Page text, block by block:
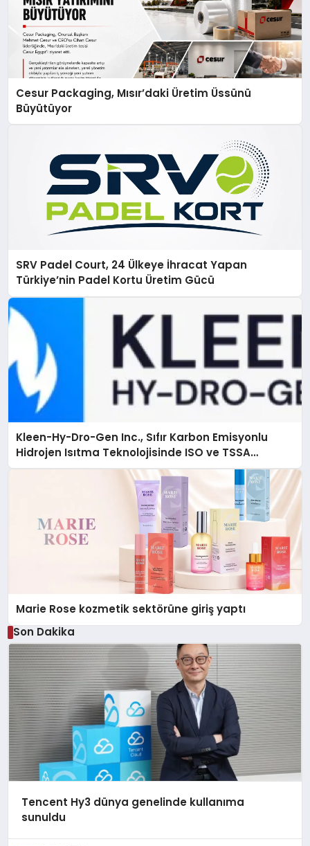
Cesur Packaging, Mısır’daki Üretim Üssünü
Büyütüyor
SRV Padel Court, 24 Ülkeye İhracat Yapan
Türkiye’nin Padel Kortu Üretim Gücü
Kleen-Hy-Dro-Gen Inc., Sıfır Karbon Emisyonlu
Hidrojen Isıtma Teknolojisinde ISO ve TSSA
Düzenleyici Onaylarını Aldı
Marie Rose kozmetik sektörüne giriş yaptı
Son Dakika
Tencent Hy3 dünya genelinde kullanıma
sunuldu